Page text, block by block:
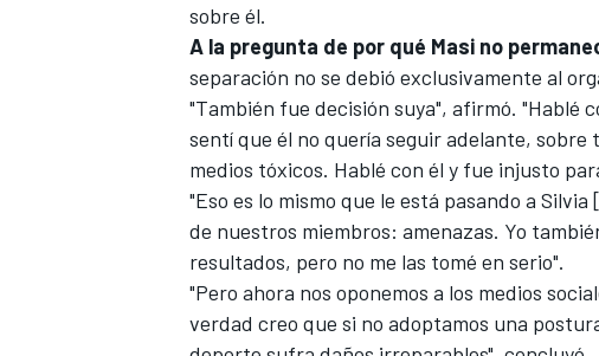
sobre él.
A la pregunta de por qué Masi no
separación no se debió exclusivamente al
"También fue decisión suya", afirmó. "Hablé
sentí que él no quería seguir adelante,
medios tóxicos. Hablé con él y fue injusto
"Eso es lo mismo que le está pasando a
de nuestros miembros: amenazas. Yo
resultados, pero no me las tomé en serio".
"Pero ahora nos oponemos a los medios
verdad creo que si no adoptamos una